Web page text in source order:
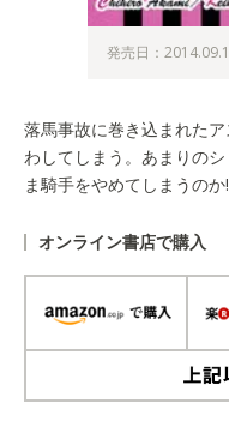
発売日：
落馬事故に巻き込まれた
わしてしまう。あまりの
ま騎手をやめてしまうのか
オンライン書店で購入